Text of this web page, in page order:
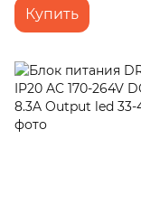
Купить